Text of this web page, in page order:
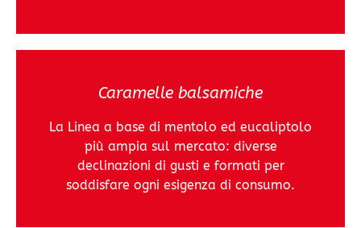
Caramelle balsamiche
La Linea a base di mentolo ed eucaliptolo
più ampia sul mercato: diverse
declinazioni di gusti e formati per
soddisfare ogni esigenza di consumo.